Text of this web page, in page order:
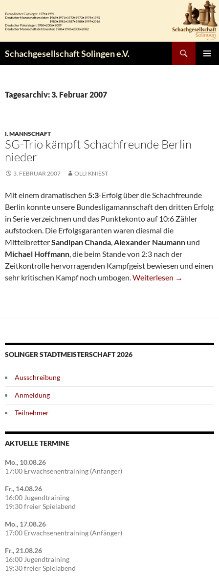
Inhalt
springen
Schachgesellschaft Solingen e.V.
Tagesarchiv: 3. Februar 2007
I. MANNSCHAFT
SG-Trio kämpft Schachfreunde Berlin
nieder
3. FEBRUAR 2007 OLLI KNIEST
Mit einem dramatischen 5:3-Erfolg über die Schachfreunde
Berlin konnte unsere Bundesligamannschaft den dritten Erfolg
in Serie verzeichnen und das Punktekonto auf 10:6 Zähler
aufstocken. Die Erfolgsgaranten waren diesmal die
MittelbretterSandipan Chanda,Alexander Naumann und
Michael Hoffmann, die beim Stande von 2:3 nach der
Zeitkontrolle hervorragenden Kampfgeist bewiesen und einen
sehr kritischen Kampf noch umbogen.SG-Trio Kämpft
Weiterlesen →
SOLINGER STADTMEISTERSCHAFT 2026
Ausschreibung
Anmeldung
Teilnehmer
AKTUELLE TERMINE
Mo., 10.08.26
17:00 Erwachsenentraining (Anfänger)
Fr., 14.08.26
16:00 Jugendtraining
19:30 freier Spielabend
Mo., 17.08.26
17:00 Erwachsenentraining (Anfänger)
Fr., 21.08.26
16:00 Jugendtraining
19:30 freier Spielabend